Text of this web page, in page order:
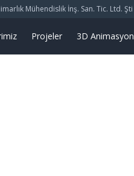
Mühendislik İnş. San. Tic. Ltd. Şti
Projeler 3D Animasyon